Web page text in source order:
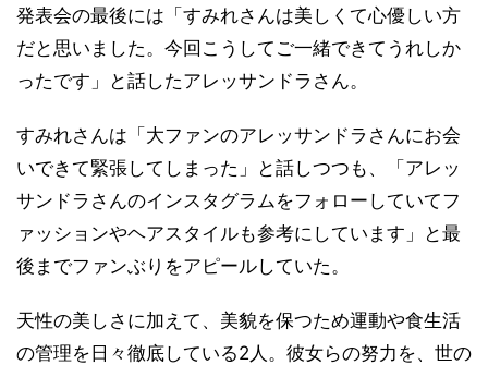
発表会の最後には「すみれさんは美しくて心優しい方
だと思いました。今回こうしてご一緒できてうれしか
ったです」と話したアレッサンドラさん。
すみれさんは「大ファンのアレッサンドラさんにお会
いできて緊張してしまった」と話しつつも、「アレッ
サンドラさんのインスタグラムをフォローしていてフ
ァッションやヘアスタイルも参考にしています」と最
後までファンぶりをアピールしていた。
天性の美しさに加えて、美貌を保つため運動や食生活
の管理を日々徹底している2人。彼女らの努力を、世の